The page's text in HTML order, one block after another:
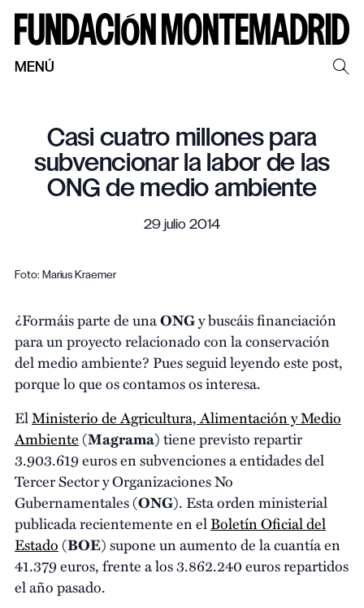
MENÚ
Casi cuatro millones para
subvencionar la labor de las
ONG de medio ambiente
29 julio 2014
Foto: Marius Kraemer
¿Formáis parte de unaONGy buscáis financiación
para un proyecto relacionado con la conservación
del medio ambiente? Pues seguid leyendo este post,
porque lo que os contamos os interesa.
ElMinisterio de Agricultura, Alimentación y Medio
Ambiente(Magrama) tiene previsto repartir
3.903.619 euros en subvenciones a entidades del
Tercer Sector y Organizaciones No
Gubernamentales (ONG). Esta orden ministerial
publicada recientemente en elBoletín Oficial del
Estado(BOE) supone un aumento de la cuantía en
41.379 euros, frente a los 3.862.240 euros repartidos
el año pasado.